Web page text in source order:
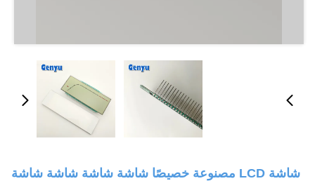
شاشة LCD مصنوعة خصيصًا شاشة شاشة شاشة شاشة